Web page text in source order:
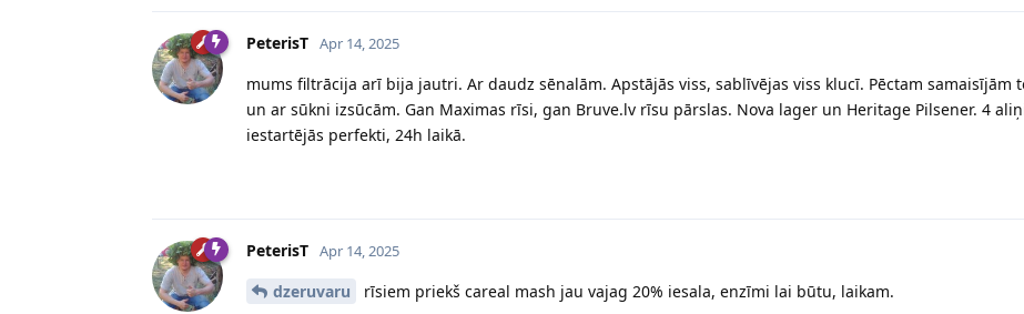
PeterisT Apr 14, 2025
mums filtrācija arī bija jautri. Ar daudz sēnalām. Apstājās viss, sablīvējas viss klucī. Pēctam samaisījām
un ar sūkni izsūcām. Gan Maximas rīsi, gan Bruve.lv rīsu pārslas. Nova lager un Heritage Pilsener. 4
iestartējās perfekti, 24h laikā.
PeterisT Apr 14, 2025
dzeruvaru rīsiem priekš careal mash jau vajag 20% iesala, enzīmi lai būtu, laikam.